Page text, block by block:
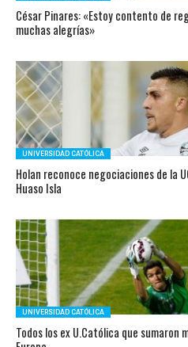
César Pinares: «Estoy contento de
muchas alegrías»
UNIVERSIDAD CATÓLICA
Holan reconoce negociaciones de la
Huaso Isla
UNIVERSIDAD CATÓLICA
Todos los ex U.Católica que sumaron